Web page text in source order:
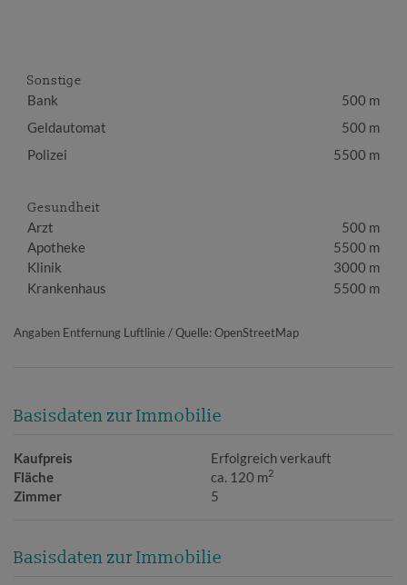
Sonstige
Bank
500 m
Geldautomat
500 m
Polizei
5500 m
Gesundheit
Arzt
500 m
Apotheke
5500 m
Klinik
3000 m
Krankenhaus
5500 m
Angaben Entfernung Luftlinie / Quelle: OpenStreetMap
Basisdaten zur Immobilie
Kaufpreis
Erfolgreich verkauft
Fläche
ca. 120 m2
Zimmer 5
Basisdaten zur Immobilie